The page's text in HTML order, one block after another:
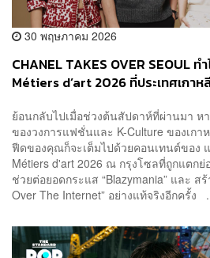
30 พฤษภาคม 2026
CHANEL TAKES OVER SEOUL
Métiers d’art 2026 ที่ประเทศเกาห
ย้อนกลับไปเมื่อช่วงต้นสัปดาห์ที่ผ่านมา ห
ของวงการแฟชั่นและ K-Culture ของเกา
ฟีดของคุณก็จะเต็มไปด้วยคอนเทนต์ของ
Métiers d'art 2026 ณ กรุงโซลที่ถูกแตกย่
ช่วยต่อยอดกระแส “Blazymania” และ ส
Over The Internet” อย่างแท้จริงอีกครั้ง